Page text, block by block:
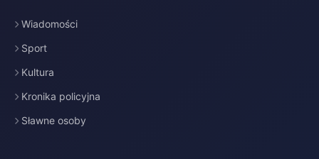
Wiadomości
Sport
Kultura
Kronika policyjna
Sławne osoby